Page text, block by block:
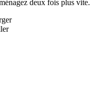
deux fois plus vite.